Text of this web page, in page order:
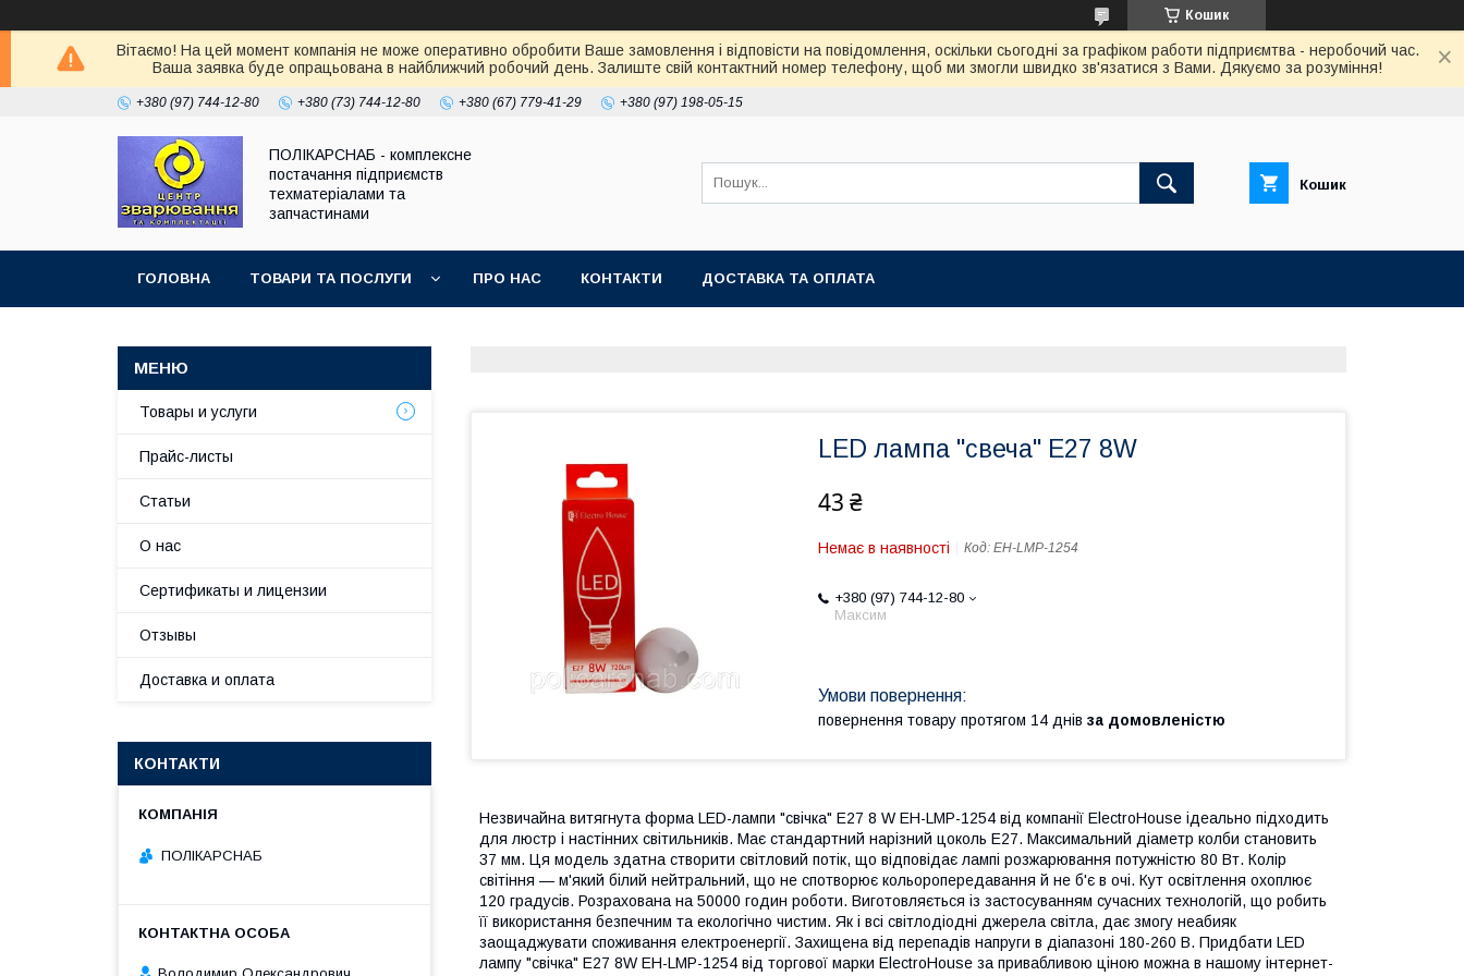
Кошик
Вітаємо! На цей момент компанія не може оперативно обробити Ваше замовлення і відповісти на повідомлення, оскільки сьогодні за графіком работи підприємтва - неробочий час.
Ваша заявка буде опрацьована в найближчий робочий день. Залиште свій контактний номер телефону, щоб ми змогли швидко зв'язатися з Вами. Дякуємо за розуміння!
+380 (97) 744-12-80 +380 (73) 744-12-80 +380 (67) 779-41-29 +380 (97) 198-05-15
ПОЛІКАРСНАБ - комплексне
постачання підприємств
техматеріалами та
запчастинами
Кошик
ГОЛОВНА ТОВАРИ ТА ПОСЛУГИ ПРО НАС КОНТАКТИ ДОСТАВКА ТА ОПЛАТА
LED лампа "свеча" Е27 8W
43 ₴
Немає в наявності Код: EH-LMP-1254
+380 (97) 744-12-80
Максим
повернення товару протягом 14 днів за домовленістю
Незвичайна витягнута форма LED-лампи "свічка" Е27 8 W EH-LMP-1254 від компанії ElectroHouse ідеально підходить
для люстр і настінних світильників. Має стандартний нарізний цоколь Е27. Максимальний діаметр колби становить
37 мм. Ця модель здатна створити світловий потік, що відповідає лампі розжарювання потужністю 80 Вт. Колір
світіння — м'який білий нейтральний, що не спотворює кольоропередавання й не б'є в очі. Кут освітлення охоплює
120 градусів. Розрахована на 50000 годин роботи. Виготовляється із застосуванням сучасних технологій, що робить
її використання безпечним та екологічно чистим. Як і всі світлодіодні джерела світла, дає змогу неабияк
заощаджувати споживання електроенергії. Захищена від перепадів напруги в діапазоні 180-260 В. Придбати LED
лампу "свічка" Е27 8W EH-LMP-1254 від торгової марки ElectroHouse за привабливою ціною можна в нашому інтернет-
Товары и услуги
Прайс-листы
Статьи
О нас
Сертификаты и лицензии
Отзывы
Доставка и оплата
КОНТАКТИ
ПОЛІКАРСНАБ